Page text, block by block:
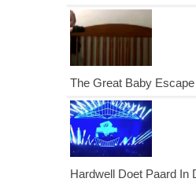
The Great Baby Escape
Hardwell Doet Paard In